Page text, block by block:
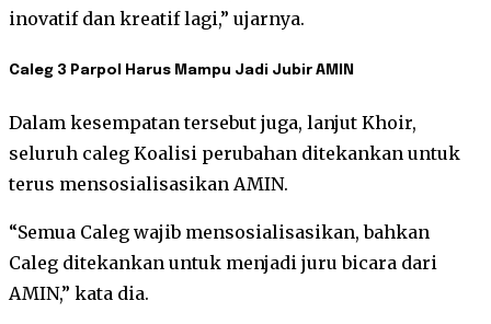
inovatif dan kreatif lagi,” ujarnya.
Caleg 3 Parpol Harus Mampu Jadi Jubir AMIN
Dalam kesempatan tersebut juga, lanjut Khoir,
seluruh caleg Koalisi perubahan ditekankan untuk
terus mensosialisasikan AMIN.
“Semua Caleg wajib mensosialisasikan, bahkan
Caleg ditekankan untuk menjadi juru bicara dari
AMIN,” kata dia.